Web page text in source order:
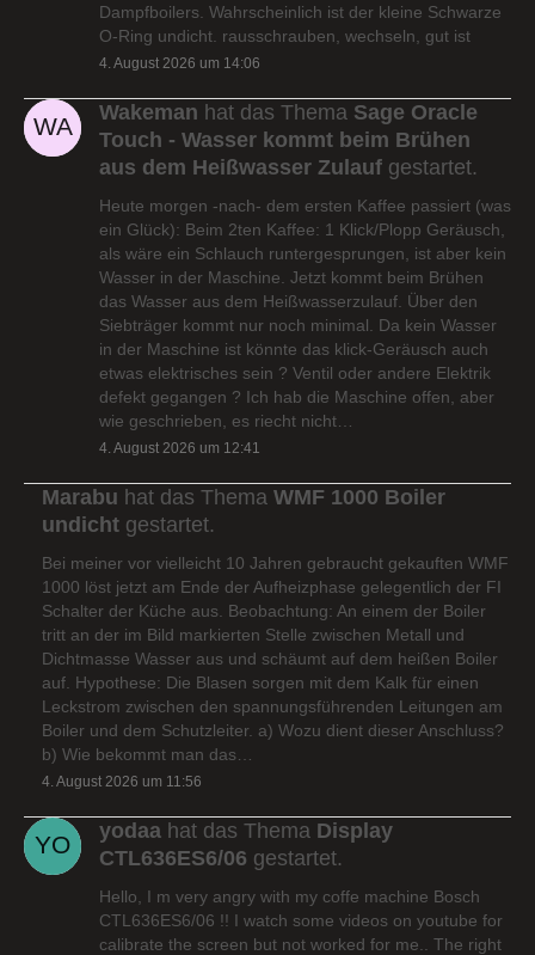
Dampfboilers. Wahrscheinlich ist der kleine Schwarze
O-Ring undicht. rausschrauben, wechseln, gut ist
4. August 2026 um 14:06
Wakeman hat das Thema Sage Oracle
Touch - Wasser kommt beim Brühen
aus dem Heißwasser Zulauf gestartet.
Heute morgen -nach- dem ersten Kaffee passiert (was
ein Glück): Beim 2ten Kaffee: 1 Klick/Plopp Geräusch,
als wäre ein Schlauch runtergesprungen, ist aber kein
Wasser in der Maschine. Jetzt kommt beim Brühen
das Wasser aus dem Heißwasserzulauf. Über den
Siebträger kommt nur noch minimal. Da kein Wasser
in der Maschine ist könnte das klick-Geräusch auch
etwas elektrisches sein ? Ventil oder andere Elektrik
defekt gegangen ? Ich hab die Maschine offen, aber
wie geschrieben, es riecht nicht…
4. August 2026 um 12:41
Marabu hat das Thema WMF 1000 Boiler
undicht gestartet.
Bei meiner vor vielleicht 10 Jahren gebraucht gekauften WMF
1000 löst jetzt am Ende der Aufheizphase gelegentlich der FI
Schalter der Küche aus. Beobachtung: An einem der Boiler
tritt an der im Bild markierten Stelle zwischen Metall und
Dichtmasse Wasser aus und schäumt auf dem heißen Boiler
auf. Hypothese: Die Blasen sorgen mit dem Kalk für einen
Leckstrom zwischen den spannungsführenden Leitungen am
Boiler und dem Schutzleiter. a) Wozu dient dieser Anschluss?
b) Wie bekommt man das…
4. August 2026 um 11:56
yodaa hat das Thema Display
CTL636ES6/06 gestartet.
Hello, I m very angry with my coffe machine Bosch
CTL636ES6/06 !! I watch some videos on youtube for
calibrate the screen but not worked for me.. The right